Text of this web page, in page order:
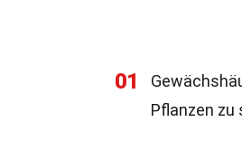
01
Pflanzen zu